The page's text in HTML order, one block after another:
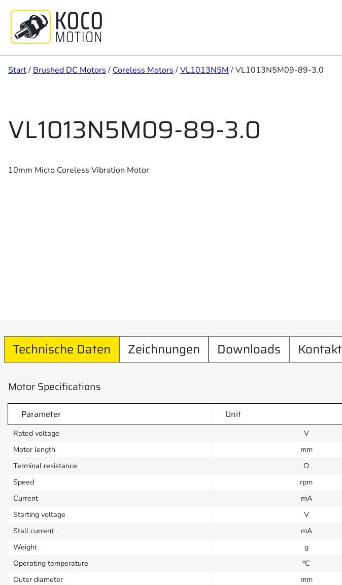
springen
Start/ Brushed DC Motors / Coreless Motors /VL1013N5M / VL1013N5M09-89-3.0
VL1013N5M09-89-3.0
10mm Micro Coreless Vibration Motor
Technische Daten Zeichnungen Downloads Kontakt
Motor Specifications
Parameter Unit
Rated voltage V
Motor length
mm
Terminal resistance Ω
Speed
rpm
Current
mA
Starting voltage
V
Stall current
mA
Weight
g
Operating temperature
°C
Outer diameter
mm